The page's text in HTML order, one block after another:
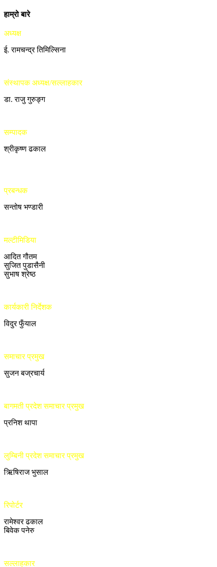
हाम्रो बारे
अध्यक्ष
ई. रामचन्द्र तिमिल्सिना
संस्थापक अध्यक्ष/सल्लाहकार
डा. राजु गुरुङ्ग
सम्पादक
श्रीकृष्ण ढकाल
प्रबन्धक
सन्तोष भण्डारी
मल्टीमिडिया
आदित गौतम
सुजित पुडासैनी
सुभाष श्रेष्ठ
कार्यकारी निर्देशक
विदुर फुँयाल
समाचार प्रमुख
सुजन बज्रचार्य
बागमती प्रदेश समाचार प्रमुख
प्रनिश थापा
लुम्बिनी प्रदेश समाचार प्रमुख
ऋिषिराज भुसाल
रिपोर्टर
रामेश्वर ढकाल
बिवेक पनेरु
सल्लाहकार